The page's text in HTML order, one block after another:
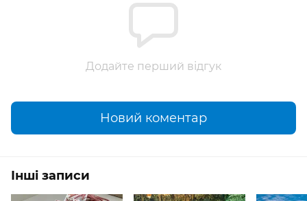
Додайте перший відгук
Новий коментар
Інші записи